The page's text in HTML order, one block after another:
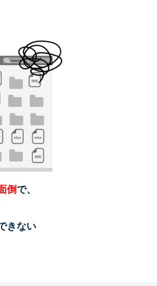
倒で、
きない